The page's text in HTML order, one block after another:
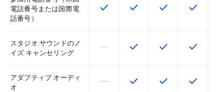
電話番号または国際電
話番号）
この機能は該当の SKU で利用で
check この機能は該当の SKU
check この機能は該当
check この機
check
スタジオ サウンドのノ
イズ キャンセリング
この機能は該当の SKU でサポー
horizontal_rule この機能は該当の SKU
check この機能は該当
check この機
check
アダプティブ オーディ
オ
この機能は該当の SKU でサポー
horizontal_rule この機能は該当の SKU
check この機能は該当
check この機
check